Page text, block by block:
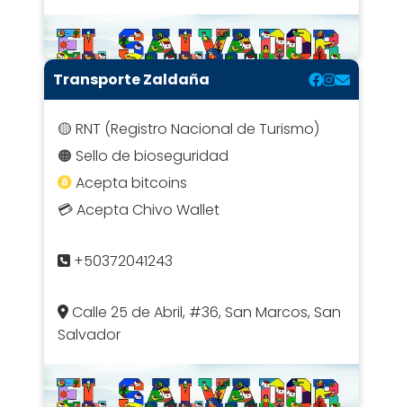
Transporte Zaldaña
🟡 RNT (Registro Nacional de Turismo)
🟠 Sello de bioseguridad
Acepta bitcoins
💳 Acepta Chivo Wallet
+50372041243
Calle 25 de Abril, #36, San Marcos, San
Salvador